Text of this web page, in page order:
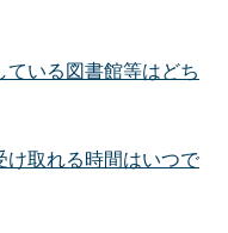
ている図書館等はどち
け取れる時間はいつで